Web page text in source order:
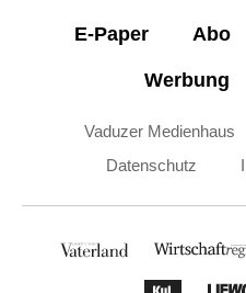
E-Paper Abo
Werbung
Vaduzer Medienhaus
Datenschutz